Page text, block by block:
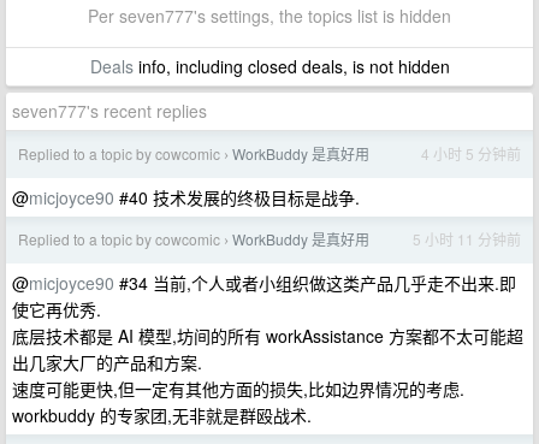
Per seven777's settings, the topics list is hidden
Dealsinfo, including closed deals, is not hidden
seven777's recent replies
Replied to a topic by cowcomic › WorkBuddy 是真好用 4 小时 5 分钟前
@micjoyce90 #40 技术发展的终极目标是战争.
Replied to a topic by cowcomic › WorkBuddy 是真好用 5 小时 11 分钟前
@micjoyce90 #34 当前,个人或者小组织做这类产品几乎走不出来.即
使它再优秀.
底层技术都是 AI 模型,坊间的所有 workAssistance 方案都不太可能超
出几家大厂的产品和方案.
速度可能更快,但一定有其他方面的损失,比如边界情况的考虑.
workbuddy 的专家团,无非就是群殴战术.